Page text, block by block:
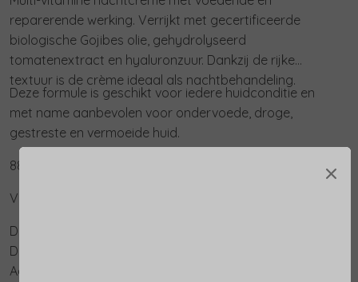
reparerende werking. Verrijkt met gecertificeerde
biologische Gojibes olie, gehydrolyseerd
tomatenextract en hyaluronzuur. Dankzij de rijke
textuur is de crème ideaal als nachtbehandeling.
Deze formule is geschikt voor iedere huidconditie en
met name aanbevolen voor ondervoede, droge,
gestreste en vermoeide huid.
88% van de ingrediënten is van natuurlijke oorsprong
VOORDELEN
De huid voelt aangenaam aan bij het wakker worden.
De huid wordt gevoed, zacht en ontspannen.
Aangename geur.
×